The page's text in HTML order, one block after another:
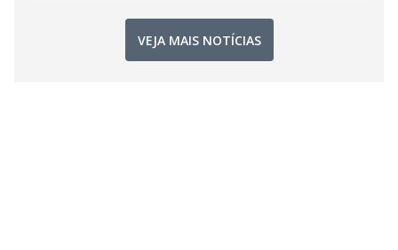
VEJA MAIS NOTÍCIAS